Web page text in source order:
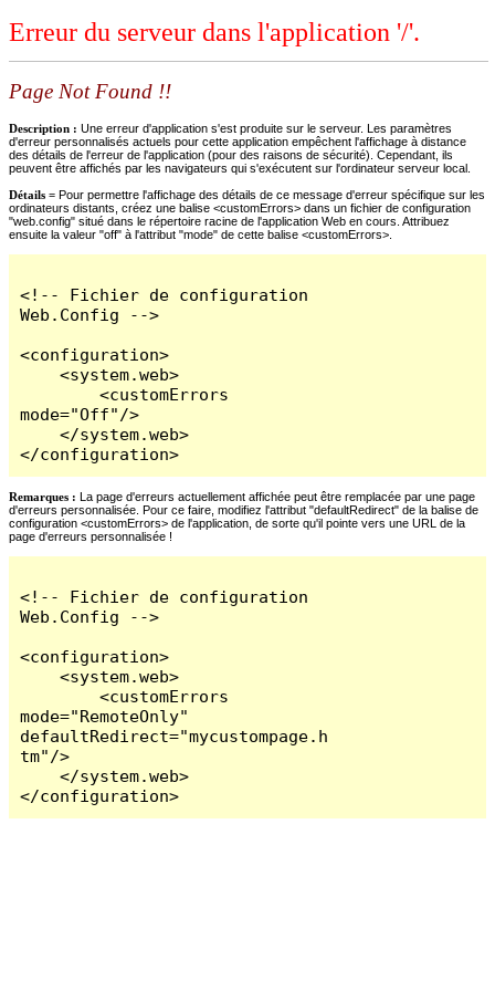
Erreur du serveur dans l'application '/'.
Page Not Found !!
Description : Une erreur d'application s'est produite sur le serveur. Les paramètres
d'erreur personnalisés actuels pour cette application empêchent l'affichage à distance
des détails de l'erreur de l'application (pour des raisons de sécurité). Cependant, ils
peuvent être affichés par les navigateurs qui s'exécutent sur l'ordinateur serveur local.
Détails = Pour permettre l'affichage des détails de ce message d'erreur spécifique sur les
ordinateurs distants, créez une balise <customErrors> dans un fichier de configuration
"web.config" situé dans le répertoire racine de l'application Web en cours. Attribuez
ensuite la valeur "off" à l'attribut "mode" de cette balise <customErrors>.
<!-- Fichier de configuration
Web.Config -->
<configuration>
    <system.web>
        <customErrors
mode="Off"/>
    </system.web>
</configuration>
Remarques : La page d'erreurs actuellement affichée peut être remplacée par une page
d'erreurs personnalisée. Pour ce faire, modifiez l'attribut "defaultRedirect" de la balise de
configuration <customErrors> de l'application, de sorte qu'il pointe vers une URL de la
page d'erreurs personnalisée !
<!-- Fichier de configuration
Web.Config -->
<configuration>
    <system.web>
        <customErrors
mode="RemoteOnly"
defaultRedirect="mycustompage.h
tm"/>
    </system.web>
</configuration>